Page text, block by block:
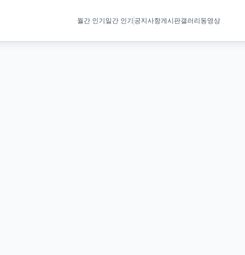
월간 인기일간 인기공지사항게시판갤러리동영상